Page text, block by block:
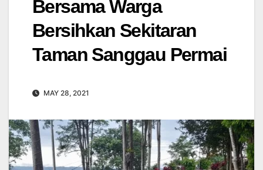
Bersama Warga
Bersihkan Sekitaran
Taman Sanggau Permai
MAY 28, 2021